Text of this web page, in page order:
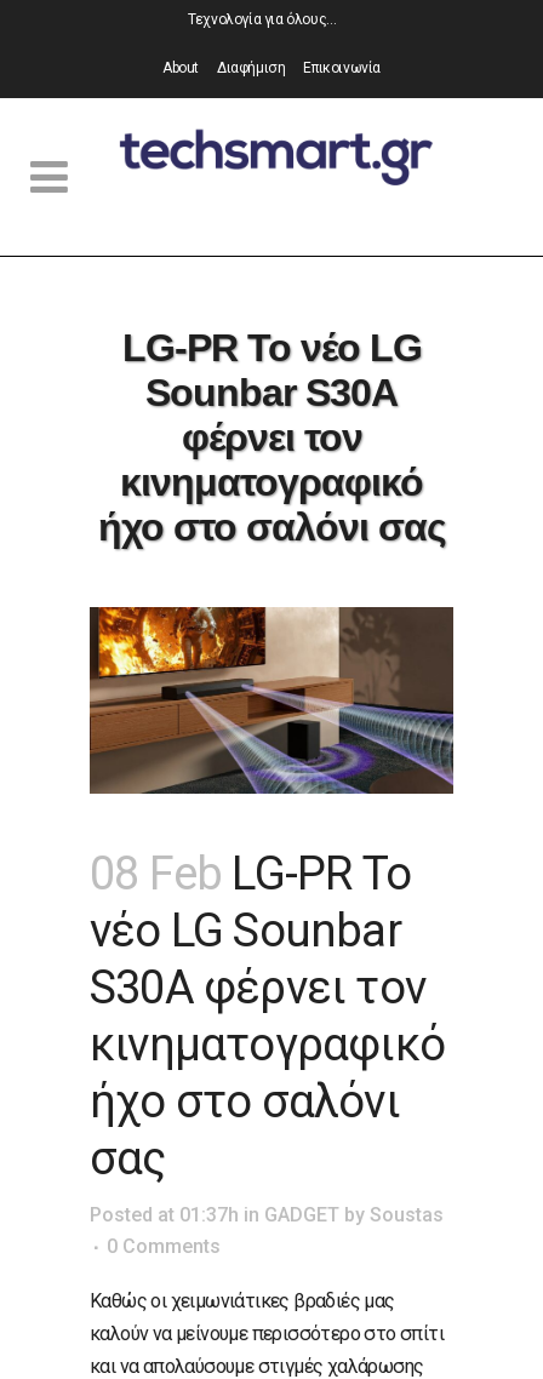
Τεχνολογία για όλους…
About Διαφήμιση Επικοινωνία
LG-PR Το νέο LG
Sounbar S30A
φέρνει τον
κινηματογραφικό
ήχο στο σαλόνι σας
08 Feb LG-PR Το
νέο LG Sounbar
S30A φέρνει τον
κινηματογραφικό
ήχο στο σαλόνι
σας
Posted at 01:37h in GADGET by Soustas
0 Comments
Καθώς οι χειμωνιάτικες βραδιές μας
καλούν να μείνουμε περισσότερο στο σπίτι
και να απολαύσουμε στιγμές χαλάρωσης